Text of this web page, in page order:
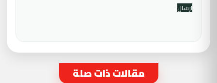
مقالات ذات صلة